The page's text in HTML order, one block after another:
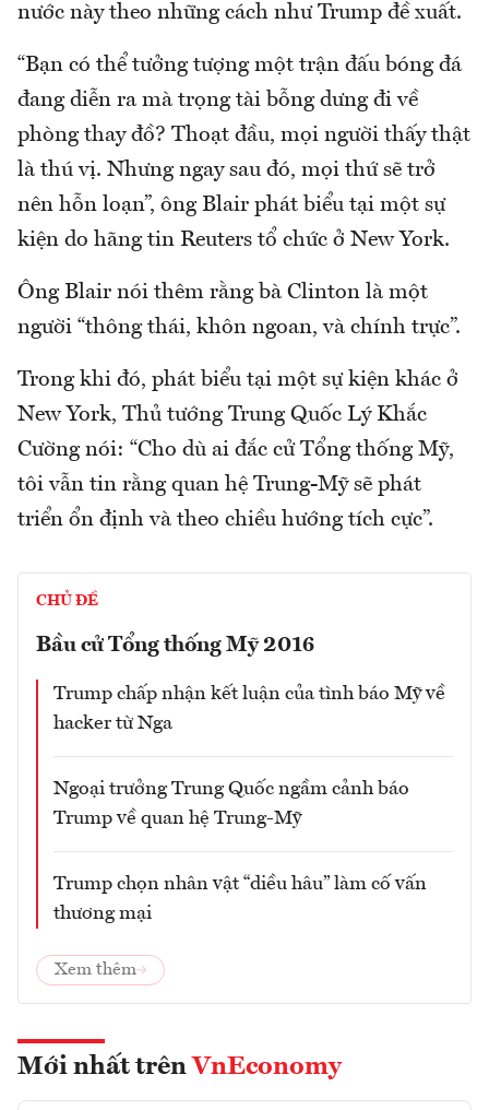
nước này theo những cách như Trump đề xuất.
“Bạn có thể tưởng tượng một trận đấu bóng đá
đang diễn ra mà trọng tài bỗng dưng đi về
phòng thay đồ? Thoạt đầu, mọi người thấy thật
là thú vị. Nhưng ngay sau đó, mọi thứ sẽ trở
nên hỗn loạn”, ông Blair phát biểu tại một sự
kiện do hãng tin Reuters tổ chức ở New York.
Ông Blair nói thêm rằng bà Clinton là một
người “thông thái, khôn ngoan, và chính trực”.
Trong khi đó, phát biểu tại một sự kiện khác ở
New York, Thủ tướng Trung Quốc Lý Khắc
Cường nói: “Cho dù ai đắc cử Tổng thống Mỹ,
tôi vẫn tin rằng quan hệ Trung-Mỹ sẽ phát
triển ổn định và theo chiều hướng tích cực”.
CHỦ ĐỀ
Bầu cử Tổng thống Mỹ 2016
Trump chấp nhận kết luận của tình báo Mỹ về
hacker từ Nga
Ngoại trưởng Trung Quốc ngầm cảnh báo
Trump về quan hệ Trung-Mỹ
Trump chọn nhân vật “diều hâu” làm cố vấn
thương mại
Xem thêm
Mới nhất trên VnEconomy